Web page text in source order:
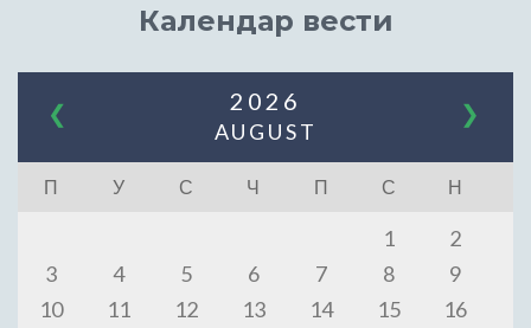
Календар вести
❮ ❯
2026
AUGUST
П У С Ч П С Н
1
2
3
4 5 6 7 8
9
10
11 12 13 14 15
16